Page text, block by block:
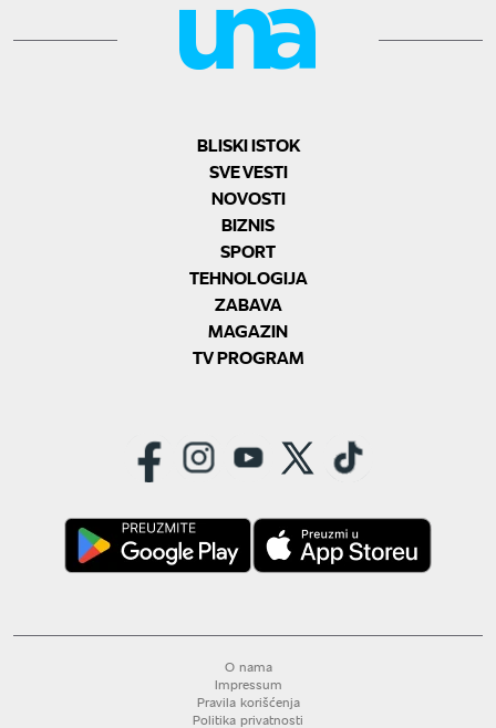
BLISKI ISTOK
SVE VESTI
NOVOSTI
BIZNIS
SPORT
TEHNOLOGIJA
ZABAVA
MAGAZIN
TV PROGRAM
O nama
Impressum
Pravila korišćenja
Politika privatnosti